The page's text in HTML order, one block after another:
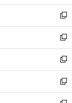
ウ
で
開
く
ン
ド
ウ
で
開
く
新
し
い
ウ
ィ
ン
ド
ウ
新
し
い
ウ
ィ
ン
新
し
い
ウ
新
し